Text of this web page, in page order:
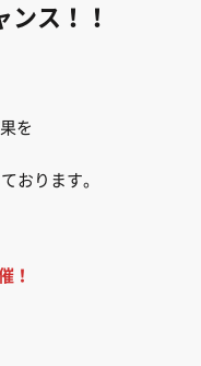
ンス！！
を
おります。
！